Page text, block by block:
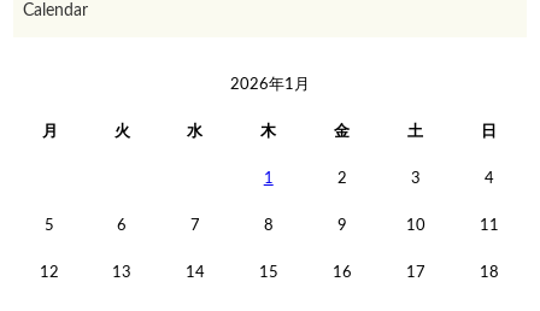
Calendar
2026年1月
月 火 水 木 金 土 日
1 2 3 4
5 6 7 8 9 10 11
12 13 14 15 16 17 18